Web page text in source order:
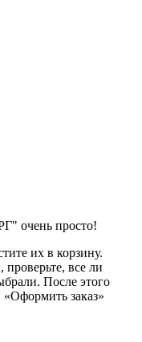
очень просто!
их в корзину.
все ли
После этого
заказ»